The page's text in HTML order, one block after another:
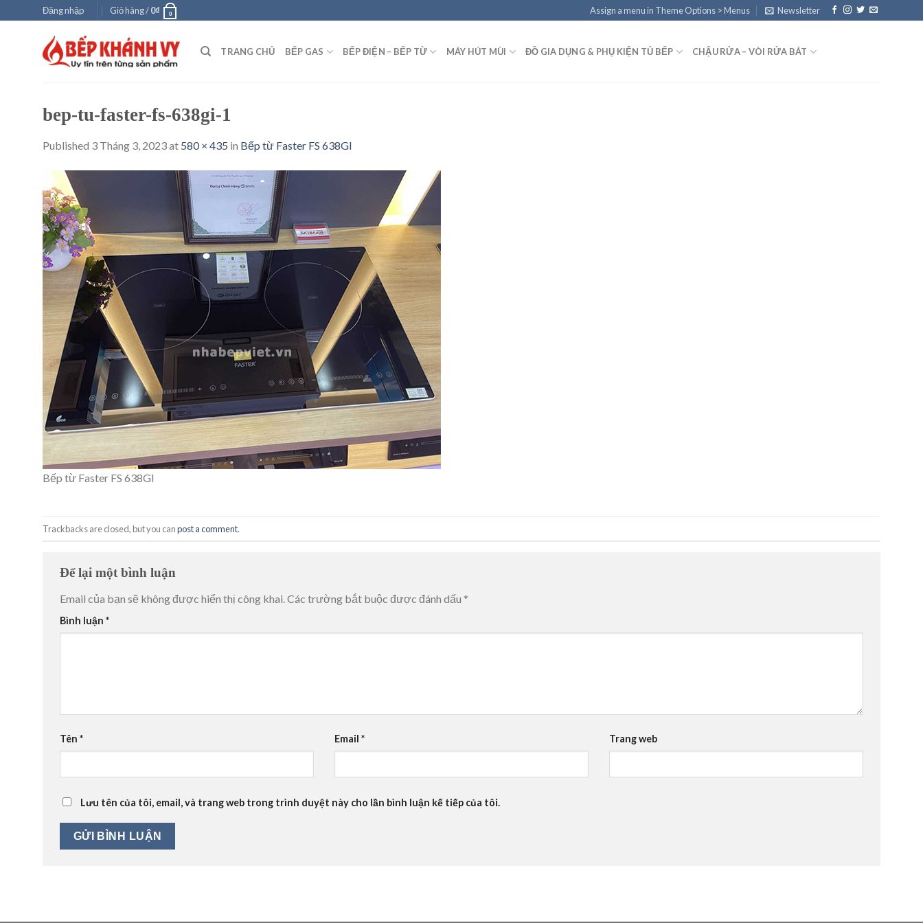
to
Đăng nhập Giỏ hàng /0₫ 0 Assign a menu in Theme Options > Menus Newsletter
TRANG CHỦ BẾP GAS BẾP ĐIỆN – BẾP TỪ MÁY HÚT MÙI ĐỒ GIA DỤNG & PHỤ KIỆN TỦ BẾP CHẬU RỬA – VÒI RỬA BÁT
bep-tu-faster-fs-638gi-1
Published 3 Tháng 3, 2023at 580 × 435 in Bếp từ Faster FS 638GI
Bếp từ Faster FS 638GI
Trackbacks are closed, but you canpost a comment.
Để lại một bình luận
Email của bạn sẽ không được hiển thị công khai.Các trường bắt buộc được đánh dấu *
Bình luận *
Tên * Email * Trang web
Lưu tên của tôi, email, và trang web trong trình duyệt này cho lần bình luận kế tiếp của tôi.